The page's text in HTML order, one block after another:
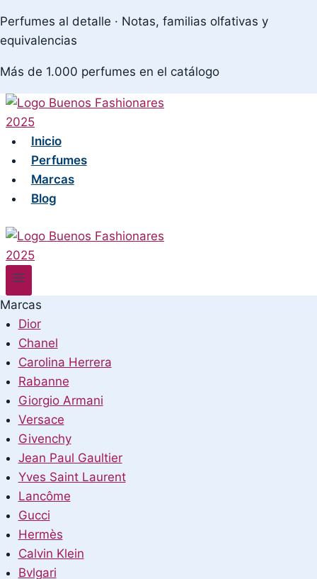
to
content
Perfumes al detalle · Notas, familias olfativas y
equivalencias
Más de 1.000 perfumes en el catálogo
Inicio
Perfumes
Marcas
Blog
Marcas
Dior
Chanel
Carolina Herrera
Rabanne
Giorgio Armani
Versace
Givenchy
Jean Paul Gaultier
Yves Saint Laurent
Lancôme
Gucci
Hermès
Calvin Klein
Bvlgari